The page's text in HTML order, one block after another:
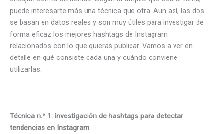
puede interesarte más una técnica que otra. Aun así, las dos
se basan en datos reales y son muy útiles para investigar de
forma eficaz los mejores hashtags de Instagram
relacionados con lo que quieras publicar. Vamos a ver en
detalle en qué consiste cada una y cuándo conviene
utilizarlas.
Técnica n.º 1: investigación de hashtags para detectar
tendencias en Instagram